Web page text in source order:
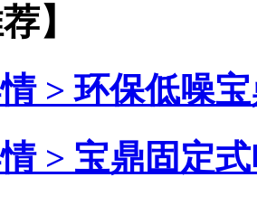
】
>环保低噪
> 宝鼎固定